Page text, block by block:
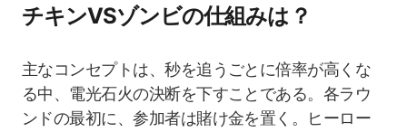
チキンVSゾンビの仕組みは？
主なコンセプトは、秒を追うごとに倍率が高くな
る中、電光石火の決断を下すことである。各ラウ
ンドの最初に、参加者は賭け金を置く。ヒーロー